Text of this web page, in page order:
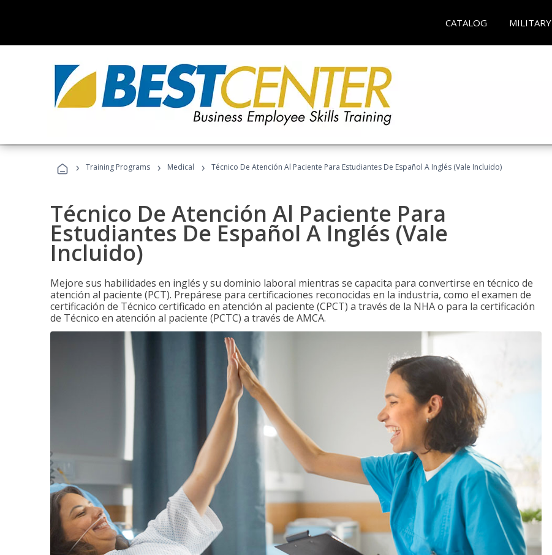
CATALOG MILITARY
› Training Programs › Medical › Técnico De Atención Al Paciente Para Estudiantes De Español A Inglés (Vale Incluido)
Técnico De Atención Al Paciente Para
Estudiantes De Español A Inglés (Vale
Incluido)
Mejore sus habilidades en inglés y su dominio laboral mientras se capacita para convertirse en técnico de
atención al paciente (PCT). Prepárese para certificaciones reconocidas en la industria, como el examen de
certificación de Técnico certificado en atención al paciente (CPCT) a través de la NHA o para la certificación
de Técnico en atención al paciente (PCTC) a través de AMCA.